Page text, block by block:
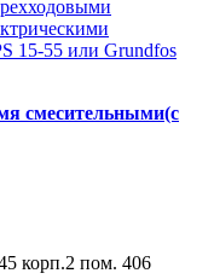
смесительными(с
корп.2 пом. 406